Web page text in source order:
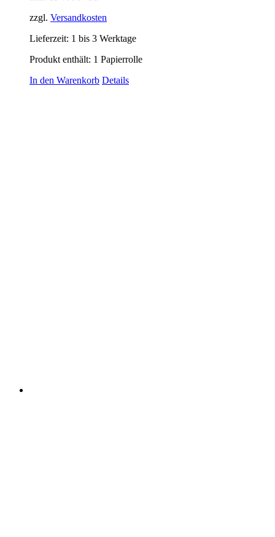
zzgl. Versandkosten
Lieferzeit: 1 bis 3 Werktage
Produkt enthält: 1 Papierrolle
In den Warenkorb Details